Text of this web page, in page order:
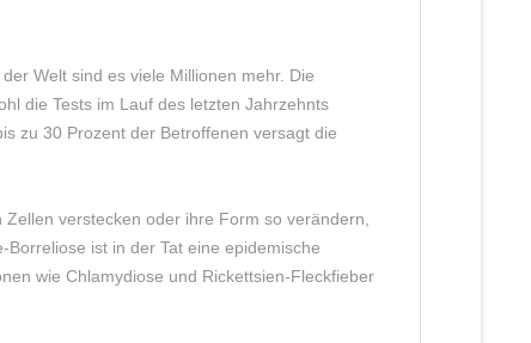
Welt sind es viele Millionen mehr. Die
die Tests im Lauf des letzten Jahrzehnts
zu 30 Prozent der Betroffenen versagt die
verstecken oder ihre Form so verändern,
ist in der Tat eine epidemische
wie Chlamydiose und Rickettsien-Fleckfieber